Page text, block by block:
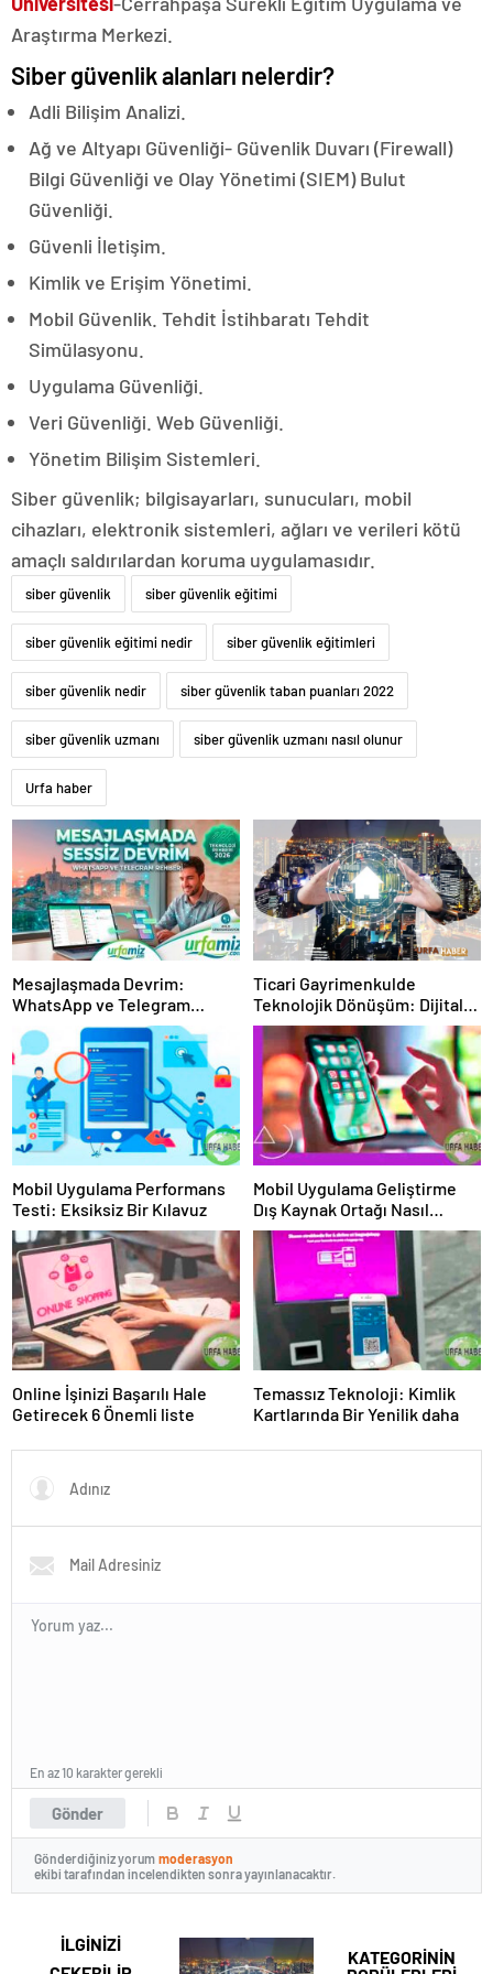
Araştırma Merkezi.
Siber güvenlik alanları nelerdir?
Adli Bilişim Analizi.
Ağ ve Altyapı Güvenliği- Güvenlik Duvarı (Firewall)
Bilgi Güvenliği ve Olay Yönetimi (SIEM) Bulut
Güvenliği.
Güvenli İletişim.
Kimlik ve Erişim Yönetimi.
Mobil Güvenlik. Tehdit İstihbaratı Tehdit
Simülasyonu.
Uygulama Güvenliği.
Veri Güvenliği. Web Güvenliği.
Yönetim Bilişim Sistemleri.
Siber güvenlik; bilgisayarları, sunucuları, mobil
cihazları, elektronik sistemleri, ağları ve verileri kötü
amaçlı saldırılardan koruma uygulamasıdır.
siber güvenlik siber güvenlik eğitimi
siber güvenlik eğitimi nedir siber güvenlik eğitimleri
siber güvenlik nedir siber güvenlik taban puanları 2022
siber güvenlik uzmanı siber güvenlik uzmanı nasıl olunur
Urfa haber
Mesajlaşmada Devrim:
WhatsApp ve Telegram
Ticari Gayrimenkulde
Teknolojik Dönüşüm: Dijital
Araçlar ve Veri Analitiği
Mobil Uygulama Performans
Testi: Eksiksiz Bir Kılavuz
Mobil Uygulama Geliştirme
Dış Kaynak Ortağı Nasıl
Seçilir?
Online İşinizi Başarılı Hale
Getirecek 6 Önemli liste
Temassız Teknoloji: Kimlik
Kartlarında Bir Yenilik daha
Gönder
En az 10 karakter gerekli
Gönderdiğiniz yorum moderasyon
ekibi tarafından incelendikten sonra yayınlanacaktır.
KATEGORİNİN
İLGİNİZİ